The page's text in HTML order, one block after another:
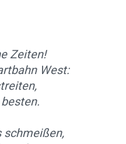
Zeiten!
West:
schmeißen,